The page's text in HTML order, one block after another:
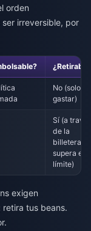
orden
irreversible, por
No (solo
gastar)
Sí (a
de la
billetera, si
supera el
límite)
exigen
retira tus beans.